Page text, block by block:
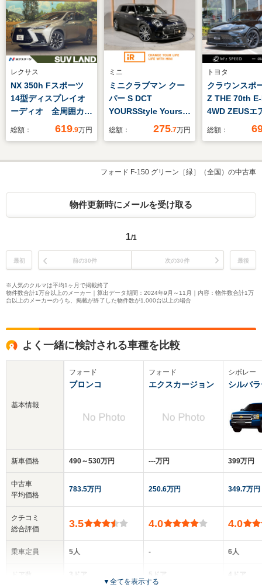
レクサス
NX 350h Fスポーツ
14型ディスプレイオ
ーディオ 全周囲カメ
ラ レーダークルー
ポットモニター ハン
ド メモリー機能付パ
総額： 619.9万円
ミニ
ミニクラブマン クー
パー S DCT
YOURSStyle Yoursレ
ザーシート/アルミホ
カメラ 前後障害物セ
ンサー パーキングア
ルコン スルーローデ
総額： 275.7万円
トヨタ
クラウンスポ
Z THE 70th
4WD ZEUSエ
録済未使用車
ミックビュー
ブラインドス
ビ パワーバッ
総額：
フォード F-150 グリーン［緑］（全国）の中古車
物件更新時にメールを受け取る
1/1
最初 前の30件 次の30件 最後
※人気のクルマは平均1ヶ月で掲載終了
物件数合計1万台以上のメーカー｜算出データ期間：2024年9月～11月｜内容：物件数合計1万
台以上のメーカーのうち、掲載が終了した物件数が1,000台以上の場合
よく一緒に検討される車種を比較
基本情報
新車価格
中古車
平均価格
クチコミ
総合評価
乗車定員
フォード
ブロンコ
490～530万円
783.5万円
3.5
5人
3ドア
フォード
エクスカージョン
‐‐‐万円
250.6万円
4.0
-
5ドア
シボレー
シルバ
399万円
349.7万円
4.0
6人
4ドア
▼全てを表示する